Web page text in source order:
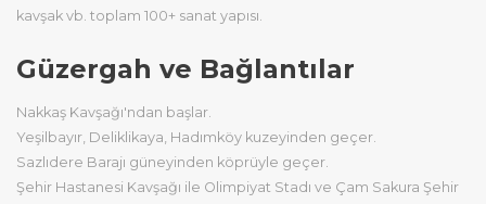
kavşak vb. toplam 100+ sanat yapısı.
Güzergah ve Bağlantılar
Nakkaş Kavşağı'ndan başlar.
Yeşilbayır, Deliklikaya, Hadımköy kuzeyinden geçer.
Sazlıdere Barajı güneyinden köprüyle geçer.
Şehir Hastanesi Kavşağı ile Olimpiyat Stadı ve Çam Sakura Şehir